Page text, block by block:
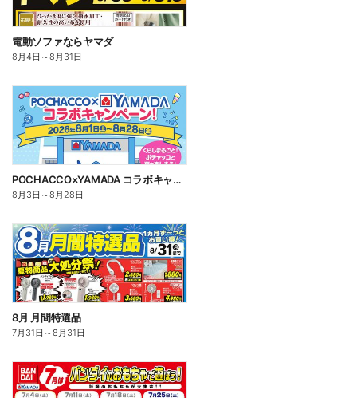
電動ソファならヤマダ
8月4日 ～8月31日
POCHACCO×YAMADA コラボキャンペーン!
8月3日 ～8月28日
8月 月間特選品
7月31日 ～8月31日